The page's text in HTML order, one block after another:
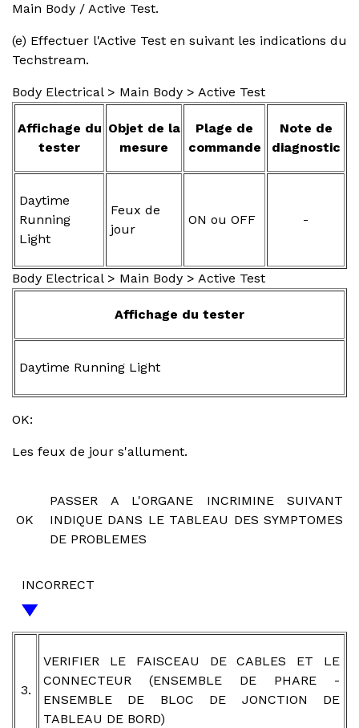
Main Body / Active Test.
(e) Effectuer l'Active Test en suivant les indications du
Techstream.
Body Electrical > Main Body > Active Test
Affichage du
tester
Objet de la
mesure
Plage de
commande
Note de
diagnostic
Daytime
Running
Light
Feux de
jour
ON ou OFF -
Body Electrical > Main Body > Active Test
Affichage du tester
Daytime Running Light
OK:
Les feux de jour s'allument.
OK
PASSER A L'ORGANE INCRIMINE SUIVANT
INDIQUE DANS LE TABLEAU DES SYMPTOMES
DE PROBLEMES
INCORRECT
3.
VERIFIER LE FAISCEAU DE CABLES ET LE
CONNECTEUR (ENSEMBLE DE PHARE -
ENSEMBLE DE BLOC DE JONCTION DE
TABLEAU DE BORD)